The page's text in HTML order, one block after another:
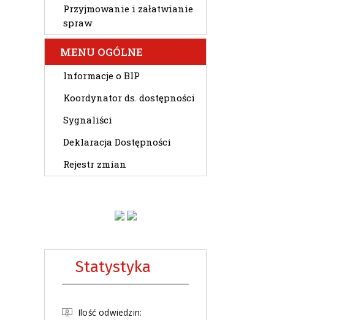
Przyjmowanie i załatwianie
spraw
MENU OGÓLNE
Informacje o BIP
Koordynator ds. dostępności
Sygnaliści
Deklaracja Dostępności
Rejestr zmian
Statystyka
Ilość odwiedzin: